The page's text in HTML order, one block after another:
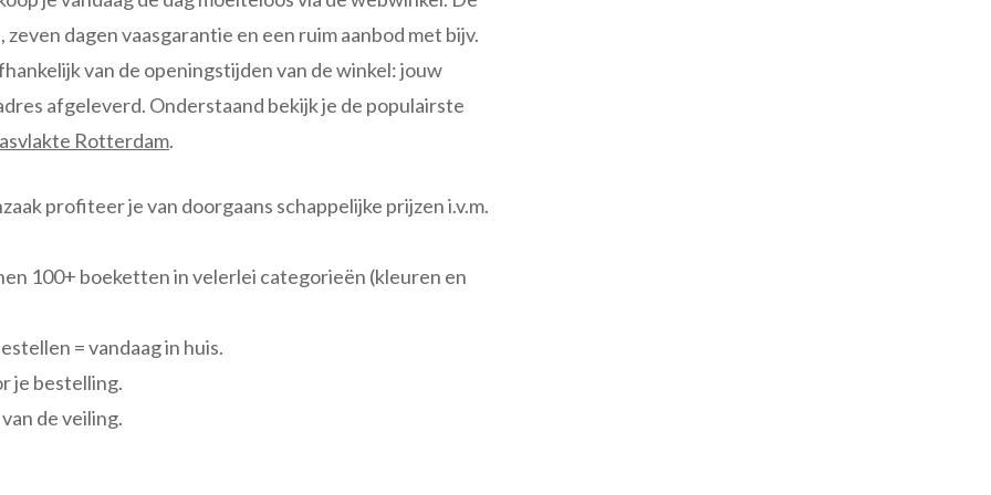
dagen vaasgarantie en een ruim aanbod met bijv.
van de openingstijden van de winkel: jouw
afgeleverd. Onderstaand bekijk je de populairste
Rotterdam.
profiteer je van doorgaans schappelijke prijzen i.v.m.
100+ boeketten in velerlei categorieën (kleuren en
= vandaag in huis.
je bestelling.
de veiling.